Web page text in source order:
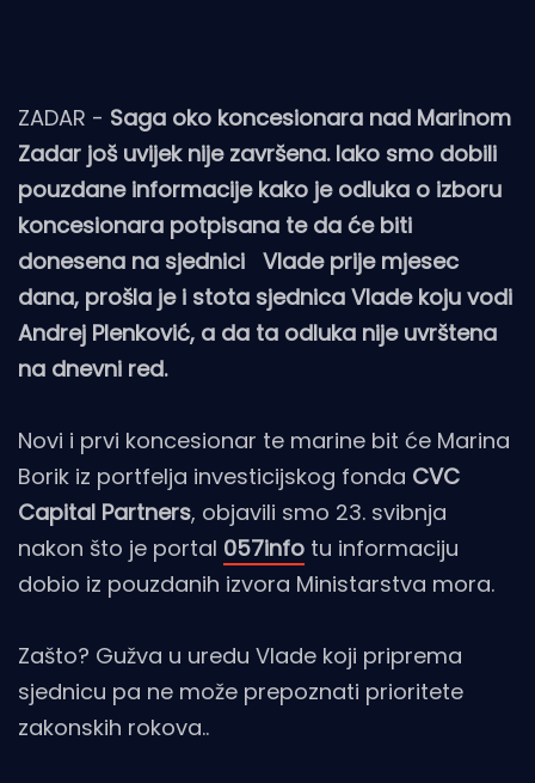
ZADAR - Saga oko koncesionara nad Marinom
Zadar još uvijek nije završena. Iako smo dobili
pouzdane informacije kako je odluka o izboru
koncesionara potpisana te da će biti
donesena na sjednici Vlade prije mjesec
dana, prošla je i stota sjednica Vlade koju vodi
Andrej Plenković, a da ta odluka nije uvrštena
na dnevni red.
Novi i prvi koncesionar te marine bit će Marina
Borik iz portfelja investicijskog fonda CVC
Capital Partners, objavili smo 23. svibnja
nakon što je portal 057info tu informaciju
dobio iz pouzdanih izvora Ministarstva mora.
Zašto? Gužva u uredu Vlade koji priprema
sjednicu pa ne može prepoznati prioritete
zakonskih rokova..